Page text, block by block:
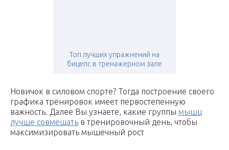
Топ лучших упражнений на
бицепс в тренажерном зале
Новичок в силовом спорте? Тогда построение своего
графика тренировок имеет первостепенную
важность. Далее Вы узнаете, какие группы мышц
лучше совмещать в тренировочный день, чтобы
максимизировать мышечный рост